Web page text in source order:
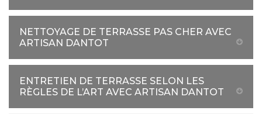
NETTOYAGE DE TERRASSE PAS CHER AVEC
ARTISAN DANTOT
ENTRETIEN DE TERRASSE SELON LES
RÈGLES DE L’ART AVEC ARTISAN DANTOT